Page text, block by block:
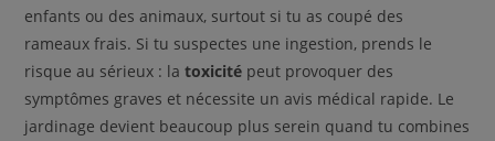
enfants ou des animaux, surtout si tu as coupé des
rameaux frais. Si tu suspectes une ingestion, prends le
risque au sérieux : latoxicité peut provoquer des
symptômes graves et nécessite un avis médical rapide. Le
jardinage devient beaucoup plus serein quand tu combines